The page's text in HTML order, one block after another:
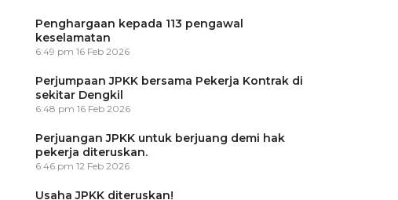
Penghargaan kepada 113 pengawal
keselamatan
6:49 pm 16 Feb 2026
Perjumpaan JPKK bersama Pekerja Kontrak di
sekitar Dengkil
6:48 pm 16 Feb 2026
Perjuangan JPKK untuk berjuang demi hak
pekerja diteruskan.
6:46 pm 12 Feb 2026
Usaha JPKK diteruskan!